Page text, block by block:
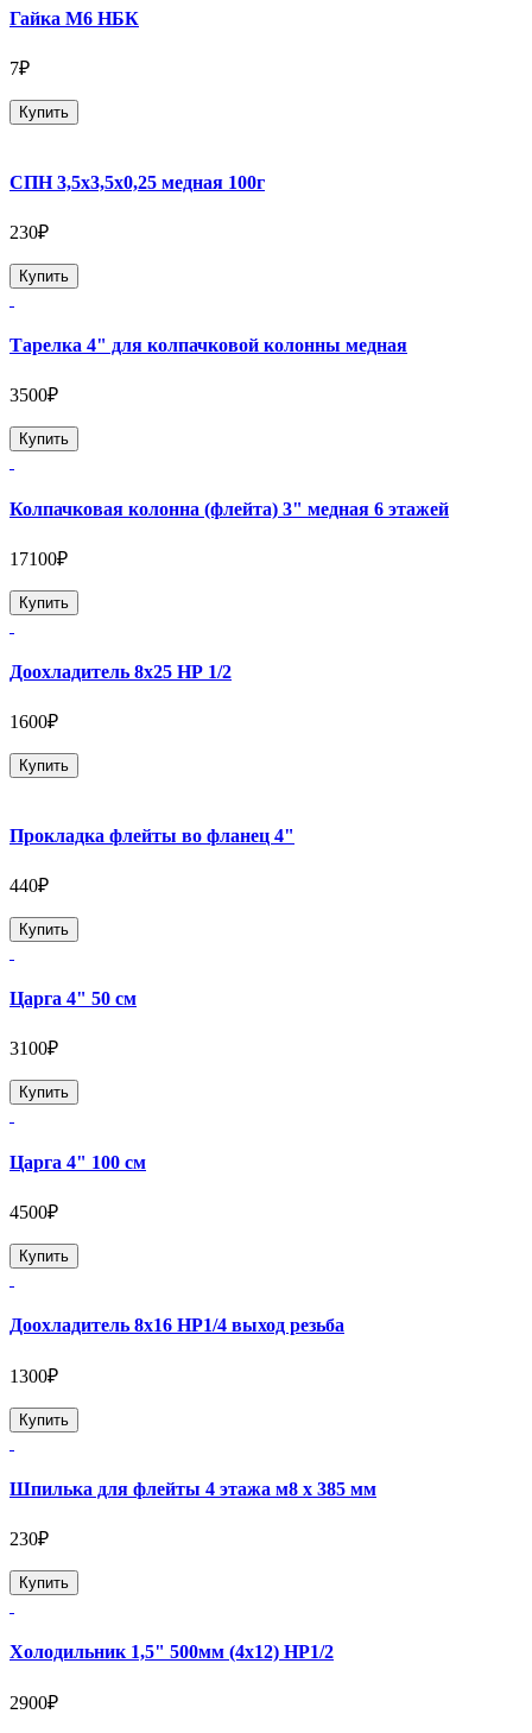
Гайка М6 НБК
7₽
Купить
СПН 3,5х3,5х0,25 медная 100г
230₽
Купить
Тарелка 4" для колпачковой колонны медная
3500₽
Купить
Колпачковая колонна (флейта) 3" медная 6 этажей
17100₽
Купить
Доохладитель 8х25 НР 1/2
1600₽
Купить
Прокладка флейты во фланец 4"
440₽
Купить
Царга 4" 50 см
3100₽
Купить
Царга 4" 100 см
4500₽
Купить
Доохладитель 8х16 НР1/4 выход резьба
1300₽
Купить
Шпилька для флейты 4 этажа м8 х 385 мм
230₽
Купить
Холодильник 1,5" 500мм (4х12) НР1/2
2900₽